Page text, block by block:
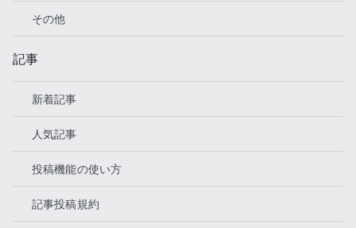
その他
記事
新着記事
人気記事
投稿機能の使い方
記事投稿規約